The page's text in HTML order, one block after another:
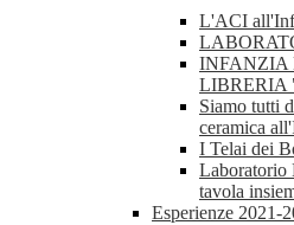
L'ACI
INFANZIA
LIBRERIA
Siamo tutti
ceramica
I Telai dei
Laboratorio
tavola
Esperienze 2021-